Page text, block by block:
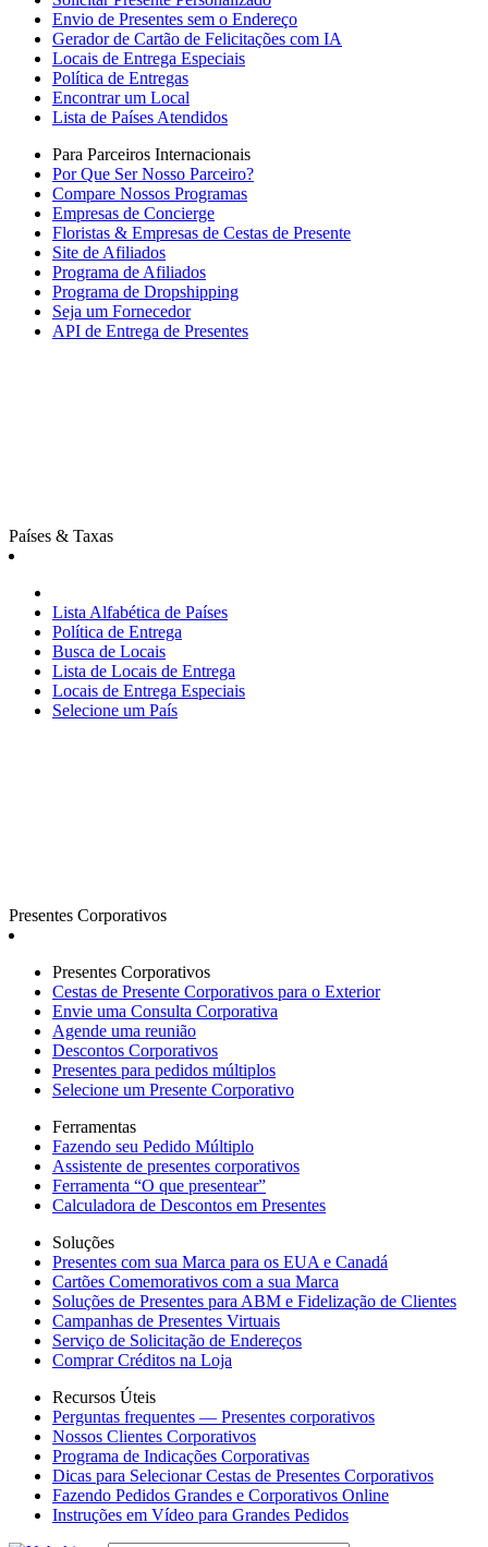
Envio de Presentes sem o Endereço
Gerador de Cartão de Felicitações com IA
Locais de Entrega Especiais
Política de Entregas
Encontrar um Local
Lista de Países Atendidos
Para Parceiros Internacionais
Por Que Ser Nosso Parceiro?
Compare Nossos Programas
Empresas de Concierge
Floristas & Empresas de Cestas de Presente
Site de Afiliados
Programa de Afiliados
Programa de Dropshipping
Seja um Fornecedor
API de Entrega de Presentes
Países & Taxas
Lista Alfabética de Países
Política de Entrega
Busca de Locais
Lista de Locais de Entrega
Locais de Entrega Especiais
Selecione um País
Presentes Corporativos
Presentes Corporativos
Cestas de Presente Corporativos para o Exterior
Envie uma Consulta Corporativa
Agende uma reunião
Descontos Corporativos
Presentes para pedidos múltiplos
Selecione um Presente Corporativo
Ferramentas
Fazendo seu Pedido Múltiplo
Assistente de presentes corporativos
Ferramenta “O que presentear”
Calculadora de Descontos em Presentes
Soluções
Presentes com sua Marca para os EUA e Canadá
Cartões Comemorativos com a sua Marca
Soluções de Presentes para ABM e Fidelização de Clientes
Campanhas de Presentes Virtuais
Serviço de Solicitação de Endereços
Comprar Créditos na Loja
Recursos Úteis
Perguntas frequentes — Presentes corporativos
Nossos Clientes Corporativos
Programa de Indicações Corporativas
Dicas para Selecionar Cestas de Presentes Corporativos
Fazendo Pedidos Grandes e Corporativos Online
Instruções em Vídeo para Grandes Pedidos